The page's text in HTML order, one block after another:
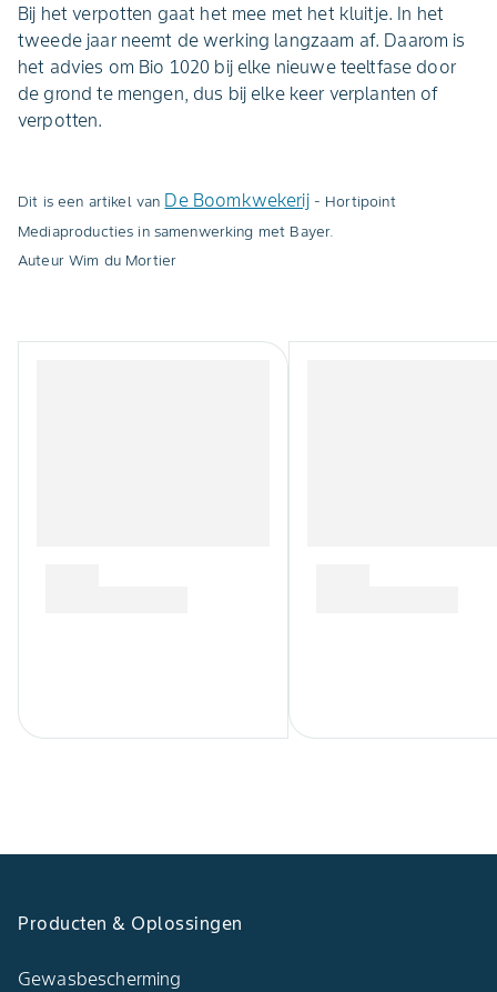
Bij het verpotten gaat het mee met het kluitje. In het
tweede jaar neemt de werking langzaam af. Daarom is
het advies om Bio 1020 bij elke nieuwe teeltfase door
de grond te mengen, dus bij elke keer verplanten of
verpotten.
Dit is een artikel van De Boomkwekerij- Hortipoint
Mediaproducties in samenwerking met Bayer.
Auteur Wim du Mortier
Producten & Oplossingen
Gewasbescherming